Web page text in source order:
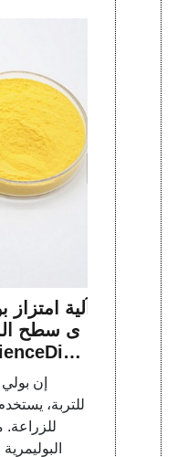
آلية
ى سطح
إن
للتربة،
للزراعة.